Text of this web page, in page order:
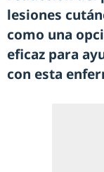
lesiones
como una
eficaz para
con esta